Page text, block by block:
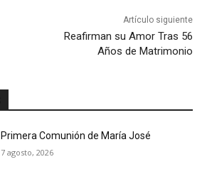
Artículo siguiente
Reafirman su Amor Tras 56
Años de Matrimonio
Primera Comunión de María José
7 agosto, 2026